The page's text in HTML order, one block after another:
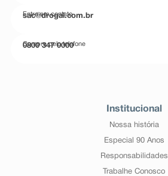
Entre em contato
sac@drogal.com.br
Compre pelo telefone
0800 347 0000
Institucional
Nossa história
Especial 90 Anos
Responsabilidades
Trabalhe Conosco